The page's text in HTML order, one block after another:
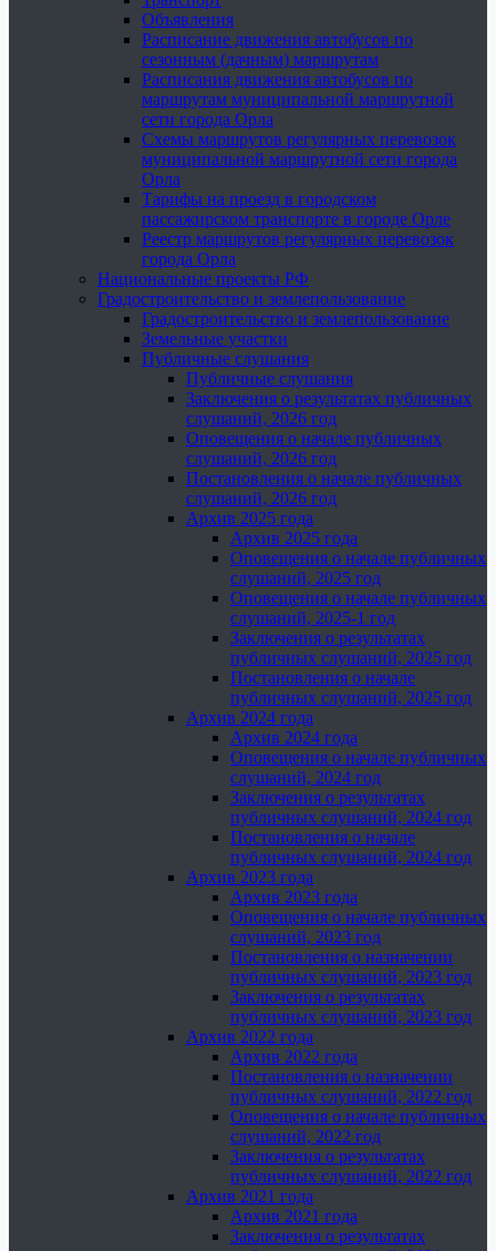
Объявления
Расписание движения автобусов по
сезонным (дачным) маршрутам
Расписания движения автобусов по
маршрутам муниципальной маршрутной
сети города Орла
Схемы маршрутов регулярных перевозок
муниципальной маршрутной сети города
Орла
Тарифы на проезд в городском
пассажирском транспорте в городе Орле
Реестр маршрутов регулярных перевозок
города Орла
Национальные проекты РФ
Градостроительство и землепользование
Градостроительство и землепользование
Земельные участки
Публичные слушания
Публичные слушания
Заключения о результатах публичных
слушаний, 2026 год
Оповещения о начале публичных
слушаний, 2026 год
Постановления о начале публичных
слушаний, 2026 год
Архив 2025 года
Архив 2025 года
Оповещения о начале публичных
слушаний, 2025 год
Оповещения о начале публичных
слушаний, 2025-1 год
Заключения о результатах
публичных слушаний, 2025 год
Постановления о начале
публичных слушаний, 2025 год
Архив 2024 года
Архив 2024 года
Оповещения о начале публичных
слушаний, 2024 год
Заключения о результатах
публичных слушаний, 2024 год
Постановления о начале
публичных слушаний, 2024 год
Архив 2023 года
Архив 2023 года
Оповещения о начале публичных
слушаний, 2023 год
Постановления о назначении
публичных слушаний, 2023 год
Заключения о результатах
публичных слушаний, 2023 год
Архив 2022 года
Архив 2022 года
Постановления о назначении
публичных слушаний, 2022 год
Оповещения о начале публичных
слушаний, 2022 год
Заключения о результатах
публичных слушаний, 2022 год
Архив 2021 года
Архив 2021 года
Заключения о результатах